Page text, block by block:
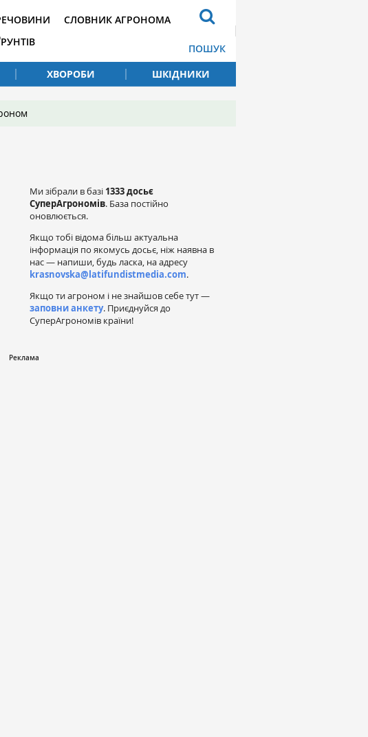
СЛОВНИК АГРОНОМА
ПОШУК
ХВОРОБИ ШКІДНИКИ
Ми зібрали в базі 1333 досьє
СуперАгрономів. База постійно
оновлюється.
Якщо тобі відома більш актуальна
інформація по якомусь досьє, ніж наявна в
нас — напиши, будь ласка, на адресу
krasnovska@latifundistmedia.com.
Якщо ти агроном і не знайшов себе тут —
заповни анкету. Приєднуйся до
СуперАгрономів країни!